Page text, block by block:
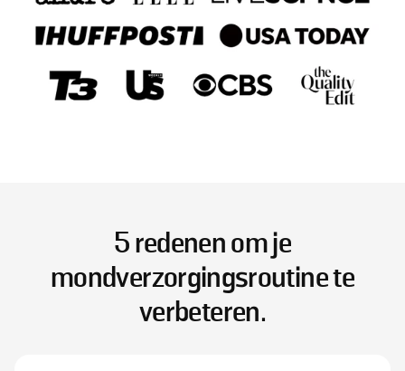
5 redenen om je
mondverzorgingsroutine te
verbeteren.